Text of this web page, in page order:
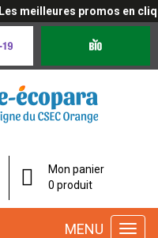
meilleures promos en
Mon panier
0 produit
MENU